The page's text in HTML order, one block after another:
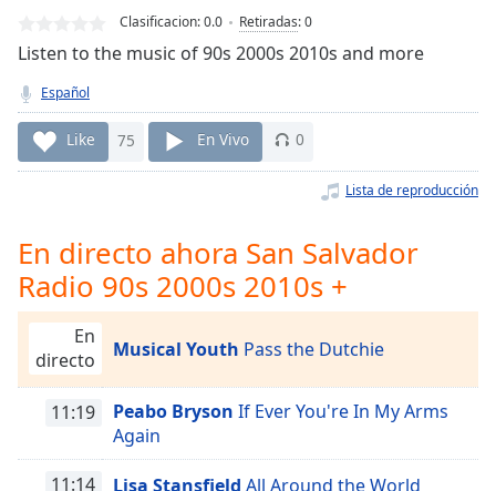
live,
currently
live LIVE
Remaining
Time-
Playback
Rate
Chapters
Descriptions
descriptions
off,
selected
Clasificacion:0.0 Retiradas:0
Listen to the music of 90s 2000s 2010s and more
Español
Like 75 En Vivo 0
Lista de reproducción
En directo ahora San Salvador
Radio 90s 2000s 2010s +
En
directo
Musical Youth Pass the Dutchie
11:19 Peabo Bryson If Ever You're In My Arms
Again
11:14 Lisa Stansfield All Around the World